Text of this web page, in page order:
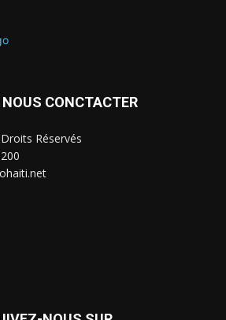
NOUS CONCTACTER
Réservés